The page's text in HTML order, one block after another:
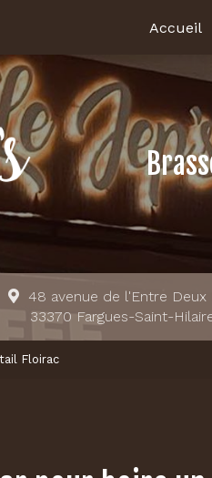
Accueil
48 avenue de l'Entre Deux
33370 Fargues-Saint-
Floirac